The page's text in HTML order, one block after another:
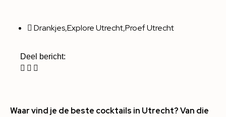
Drankjes,Explore Utrecht,Proef Utrecht
Deel bericht:
Waar vind je de beste cocktails in Utrecht? Van die